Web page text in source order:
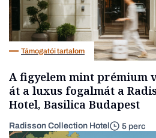
Támogatói tartalom
A figyelem mint prémium
át a luxus fogalmát a
Hotel, Basilica Budapest
Radisson Collection Hotel 5 perc